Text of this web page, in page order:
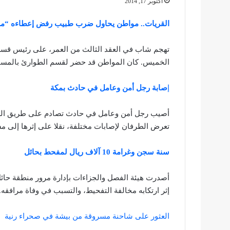
القريات.. مواطن يحاول ضرب طبيب رفض إعطاءه
تهجم شاب في العقد الثالث من العمر، على رئيس قسم
الخميس. كان المواطن قد حضر لقسم الطوارئ
صابة رجل أمن وعامل في حادث بمكة
أصيب رجل أمن وعامل في حادث تصادم على طريق
تعرض الطرفان لإصابات مختلفة، نقلا على إثرها
سنة سجن وغرامة 10 آلاف ريال لمفحط بحائل
إثر ارتكابه مخالفة التفحيط، والتسبب في وفاة
العثور على شاحنة مسروقة من بيشة في صحراء رنية